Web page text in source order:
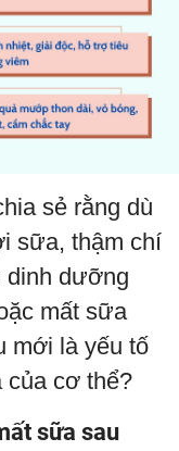
sẻ rằng dù
sữa, thậm chí
dinh dưỡng
mất sữa
mới là yếu tố
của cơ thể?
sữa sau